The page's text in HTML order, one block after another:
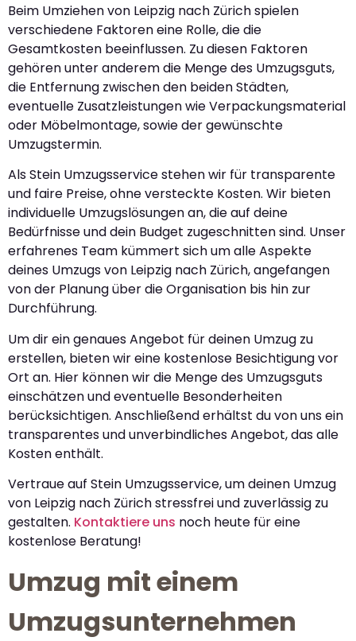
Beim Umziehen von Leipzig nach Zürich spielen
verschiedene Faktoren eine Rolle, die die
Gesamtkosten beeinflussen. Zu diesen Faktoren
gehören unter anderem die Menge des Umzugsguts,
die Entfernung zwischen den beiden Städten,
eventuelle Zusatzleistungen wie Verpackungsmaterial
oder Möbelmontage, sowie der gewünschte
Umzugstermin.
Als Stein Umzugsservice stehen wir für transparente
und faire Preise, ohne versteckte Kosten. Wir bieten
individuelle Umzugslösungen an, die auf deine
Bedürfnisse und dein Budget zugeschnitten sind. Unser
erfahrenes Team kümmert sich um alle Aspekte
deines Umzugs von Leipzig nach Zürich, angefangen
von der Planung über die Organisation bis hin zur
Durchführung.
Um dir ein genaues Angebot für deinen Umzug zu
erstellen, bieten wir eine kostenlose Besichtigung vor
Ort an. Hier können wir die Menge des Umzugsguts
einschätzen und eventuelle Besonderheiten
berücksichtigen. Anschließend erhältst du von uns ein
transparentes und unverbindliches Angebot, das alle
Kosten enthält.
Vertraue auf Stein Umzugsservice, um deinen Umzug
von Leipzig nach Zürich stressfrei und zuverlässig zu
gestalten. Kontaktiere uns noch heute für eine
kostenlose Beratung!
Umzug mit einem
Umzugsunternehmen